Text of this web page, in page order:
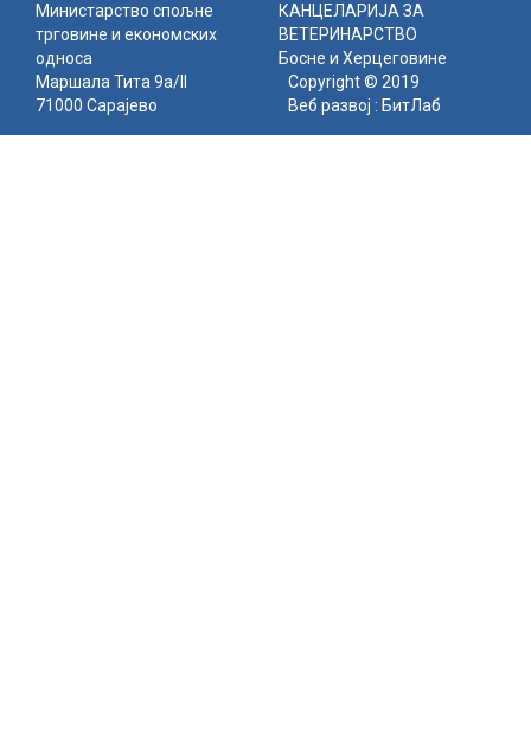
Министарство спољне
трговине и економских
односа
КАНЦЕЛАРИЈА ЗА
ВЕТЕРИНАРСТВО
Босне и Херцеговине
Маршала Тита 9а/II
71000 Сарајево
Copyright © 2019
Веб развој : БитЛаб